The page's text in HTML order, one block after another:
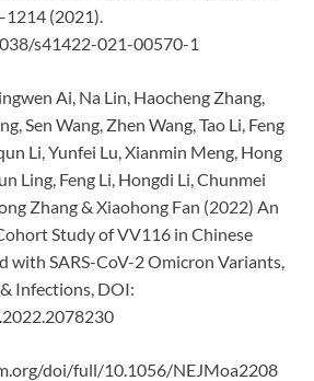
(2021).
s41422-021-00570-1
Ai, Na Lin, Haocheng Zhang,
Sen Wang, Zhen Wang, Tao Li, Feng
Li, Yunfei Lu, Xianmin Meng, Hong
Ling, Feng Li, Hongdi Li, Chunmei
Zhang & Xiaohong Fan (2022) An
Study of VV116 in Chinese
with SARS-CoV-2 Omicron Variants,
Infections, DOI:
doi/full/10.1056/NEJMoa2208